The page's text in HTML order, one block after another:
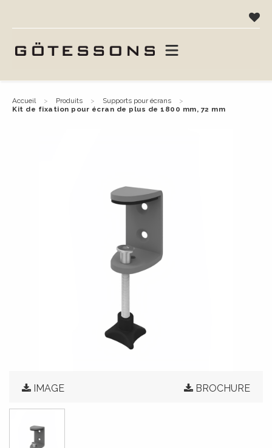
accueil produits
supports pour écrans
kit de fixation pour écran de plus de 1800 mm, 72 mm
IMAGE BROCHURE